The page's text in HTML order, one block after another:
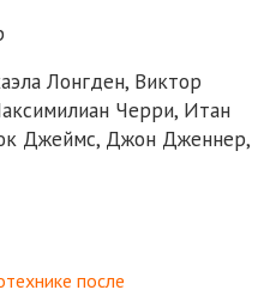
Лонгден, Виктор
Черри, Итан
Джеймс, Джон Дженнер,
после